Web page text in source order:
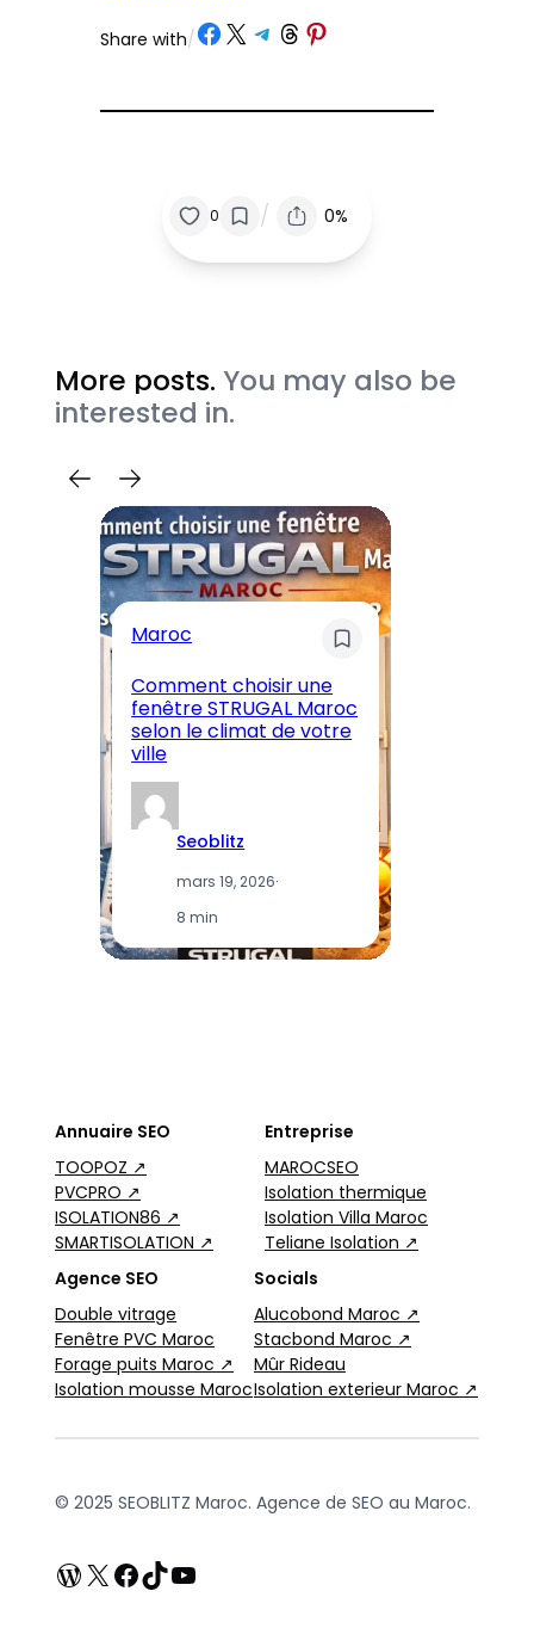
Share with/ Partager sur Facebook
Partager sur X Partager sur Telegram
Partager sur Threads
Partager sur Pinterest
0 / 0%
More posts. You may also be
interested in.
Maroc
Comment choisir une
fenêtre STRUGAL Maroc
selon le climat de votre
ville
Seoblitz
mars 19, 2026·
8 min
Annuaire SEO
TOOPOZ ↗
PVCPRO ↗
ISOLATION86 ↗
SMARTISOLATION ↗
Entreprise
MAROCSEO
Isolation thermique
Isolation Villa Maroc
Teliane Isolation ↗
Agence SEO
Double vitrage
Fenêtre PVC Maroc
Forage puits Maroc ↗
Isolation mousse Maroc
Socials
Alucobond Maroc ↗
Stacbond Maroc ↗
Mûr Rideau
Isolation exterieur Maroc ↗
© 2025 SEOBLITZ Maroc. Agence de SEO au Maroc.
WordPress
X Facebook
TikTokYouTube